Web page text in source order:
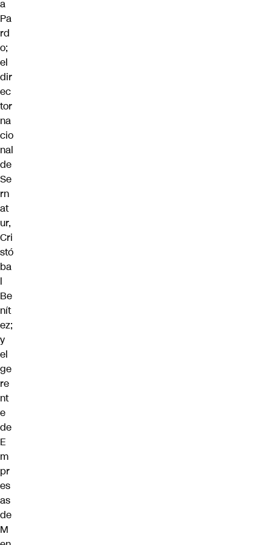
a
Pa
rd
o;
el
dir
ec
tor
na
cio
nal
de
Se
rn
at
ur,
Cri
stó
ba
l
Be
nít
ez;
y
el
ge
re
nt
e
de
E
m
pr
es
as
de
M